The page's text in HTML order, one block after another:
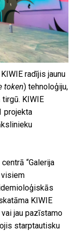
radījis jaunu
token) tehnoloģiju,
KIWIE
projekta
“Galerija
visiem
KIWIE
jau pazīstamo
starptautisku